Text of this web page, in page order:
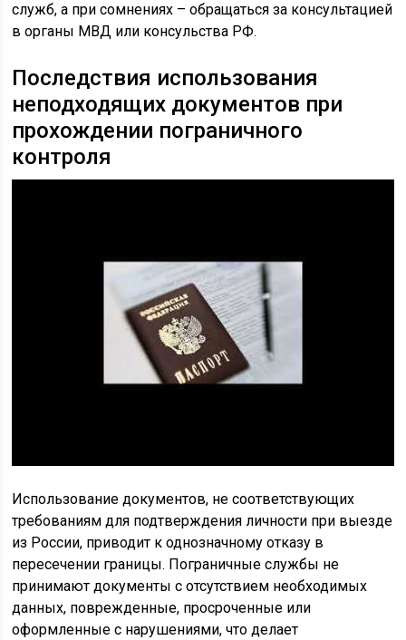
служб, а при сомнениях – обращаться за консультацией
в органы МВД или консульства РФ.
Последствия использования
неподходящих документов при
прохождении пограничного
контроля
Использование документов, не соответствующих
требованиям для подтверждения личности при выезде
из России, приводит к однозначному отказу в
пересечении границы. Пограничные службы не
принимают документы с отсутствием необходимых
данных, поврежденные, просроченные или
оформленные с нарушениями, что делает